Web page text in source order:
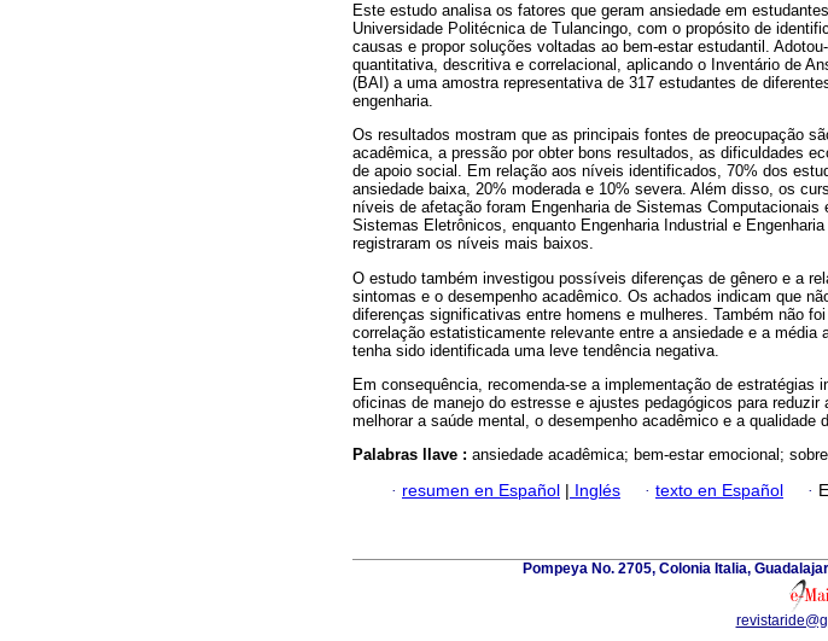
Este estudo analisa os fatores que geram ansiedade em
Universidade Politécnica de Tulancingo, com o propósito de
causas e propor soluções voltadas ao bem-estar estudantil.
quantitativa, descritiva e correlacional, aplicando o Inventário de
(BAI) a uma amostra representativa de 317 estudantes de
engenharia.
Os resultados mostram que as principais fontes de preocupação
acadêmica, a pressão por obter bons resultados, as dificuldades
de apoio social. Em relação aos níveis identificados, 70% dos
ansiedade baixa, 20% moderada e 10% severa. Além disso, os
níveis de afetação foram Engenharia de Sistemas Computacionais
Sistemas Eletrônicos, enquanto Engenharia Industrial e
registraram os níveis mais baixos.
O estudo também investigou possíveis diferenças de gênero e a
sintomas e o desempenho acadêmico. Os achados indicam que
diferenças significativas entre homens e mulheres. Também não
correlação estatisticamente relevante entre a ansiedade e a média
tenha sido identificada uma leve tendência negativa.
Em consequência, recomenda-se a implementação de estratégias
oficinas de manejo do estresse e ajustes pedagógicos para
melhorar a saúde mental, o desempenho acadêmico e a qualidade
Palabras llave : ansiedade acadêmica; bem-estar emocional;
· resumen en Español Inglés · texto en Español ·
Pompeya No. 2705, Colonia Italia,